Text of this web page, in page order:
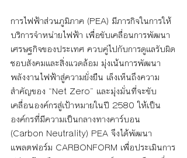
การไฟฟ้าส่วนภูมิภาค (PEA) มีภารกิจในการให้
บริการจำหน่ายไฟฟ้า เพื่อขับเคลื่อนการพัฒนา
เศรษฐกิจของประเทศ ควบคู่ไปกับการดูแลรับผิด
ชอบสังคมและสิ่งแวดล้อม มุ่งเน้นการพัฒนา
พลังงานไฟฟ้าสู่ความยั่งยืน เล็งเห็นถึงความ
สำคัญของ “Net Zero” และมุ่งมั่นที่จะขับ
เคลื่อนองค์กรสู่เป้าหมายในปี 2580 ให้เป็น
องค์กรที่มีความเป็นกลางทางคาร์บอน
(Carbon Neutrality) PEA จึงได้พัฒนา
แพลตฟอร์ม CARBONFORM เพื่อประเมินการ